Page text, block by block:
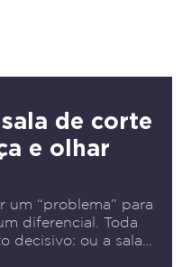
de corte
e olhar
um “problema” para
diferencial. Toda
decisivo: ou a sala
do negócio,